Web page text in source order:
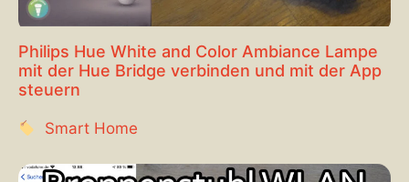
Philips Hue White and Color Ambiance Lampe
mit der Hue Bridge verbinden und mit der App
steuern
Smart Home